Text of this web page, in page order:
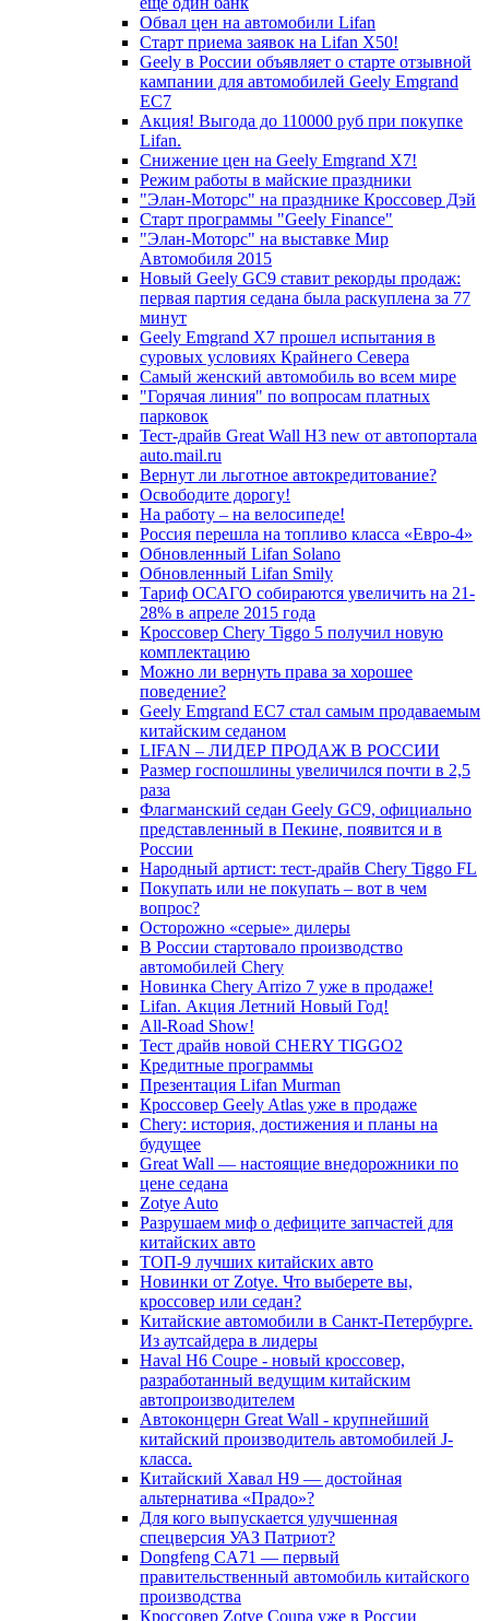
Обвал цен на автомобили Lifan
Старт приема заявок на Lifan X50!
Geely в России объявляет о старте отзывной
кампании для автомобилей Geely Emgrand
EC7
Акция! Выгода до 110000 руб при покупке
Lifan.
Снижение цен на Geely Emgrand X7!
Режим работы в майские праздники
"Элан-Моторс" на празднике Кроссовер Дэй
Старт программы "Geely Finance"
"Элан-Моторс" на выставке Мир
Автомобиля 2015
Новый Geely GC9 ставит рекорды продаж:
первая партия седана была раскуплена за 77
минут
Geely Emgrand X7 прошел испытания в
суровых условиях Крайнего Севера
Самый женский автомобиль во всем мире
"Горячая линия" по вопросам платных
парковок
Тест-драйв Great Wall H3 new от автопортала
auto.mail.ru
Вернут ли льготное автокредитование?
Освободите дорогу!
На работу – на велосипеде!
Россия перешла на топливо класса «Евро-4»
Обновленный Lifan Solano
Обновленный Lifan Smily
Тариф ОСАГО собираются увеличить на 21-
28% в апреле 2015 года
Кроссовер Chery Tiggo 5 получил новую
комплектацию
Можно ли вернуть права за хорошее
поведение?
Geely Emgrand EC7 стал самым продаваемым
китайским седаном
LIFAN – ЛИДЕР ПРОДАЖ В РОССИИ
Размер госпошлины увеличился почти в 2,5
раза
Флагманский седан Geely GC9, официально
представленный в Пекине, появится и в
России
Народный артист: тест-драйв Chery Tiggo FL
Покупать или не покупать – вот в чем
вопрос?
Осторожно «серые» дилеры
В России стартовало производство
автомобилей Chery
Новинка Chery Arrizo 7 уже в продаже!
Lifan. Акция Летний Новый Год!
All-Road Show!
Тест драйв новой CHERY TIGGO2
Кредитные программы
Презентация Lifan Murman
Кроссовер Geely Atlas уже в продаже
Chery: история, достижения и планы на
будущее
Great Wall — настоящие внедорожники по
цене седана
Zotye Auto
Разрушаем миф о дефиците запчастей для
китайских авто
ТОП-9 лучших китайских авто
Новинки от Zotye. Что выберете вы,
кроссовер или седан?
Китайские автомобили в Санкт-Петербурге.
Из аутсайдера в лидеры
Haval H6 Coupe - новый кроссовер,
разработанный ведущим китайским
автопроизводителем
Автоконцерн Great Wall - крупнейший
китайский производитель автомобилей J-
класса.
Китайский Хавал H9 — достойная
альтернатива «Прадо»?
Для кого выпускается улучшенная
спецверсия УАЗ Патриот?
Dongfeng CA71 — первый
правительственный автомобиль китайского
производства
Кроссовер Zotye Coupa уже в России